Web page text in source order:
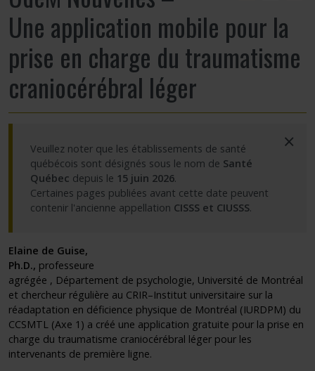
Partageons nos savoirs
Emplois et stages
Éthique
Plan du site
Espace membre
Une application mobile pour la
prise en charge du traumatisme
craniocérébral léger
Veuillez noter que les établissements de santé
québécois sont désignés sous le nom de Santé
Québec depuis le 15 juin 2026.
Certaines pages publiées avant cette date peuvent
contenir l'ancienne appellation CISSS et CIUSSS.
×
Elaine de Guise,
Ph.D., professeure
agrégée , Département de psychologie, Université de Montréal
et chercheur régulière au CRIR–Institut universitaire sur la
réadaptation en déficience physique de Montréal (IURDPM) du
CCSMTL (Axe 1) a créé une application gratuite pour la prise en
charge du traumatisme craniocérébral léger pour les
intervenants de première ligne.